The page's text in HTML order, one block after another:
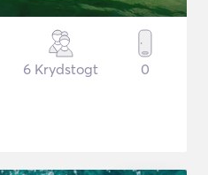
6 Krydstogt 0